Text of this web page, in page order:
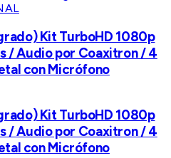
Kit TurboHD 1080p
/ Audio por Coaxitron / 4
con Micrófono
Kit TurboHD 1080p
/ Audio por Coaxitron / 4
con Micrófono